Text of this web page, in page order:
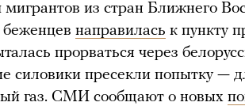
мигрантов из стран Ближнего
направилась к пункту
прорваться через
силовики пресекли попытку —
газ. СМИ сообщают о новых